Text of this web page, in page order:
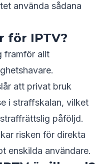
använda sådana
för IPTV?
framför allt
att privat bruk
i straffskalan, vilket
påföljd.
risken för direkta
enskilda användare.